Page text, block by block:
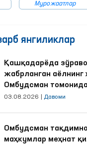
Мурожаатлар
янгиликлар
Қашқадарёда
жабрланган аёлнинг
Омбудсман
03.08.2026 Давоми
Омбудсман
маҳкумлар меҳнат